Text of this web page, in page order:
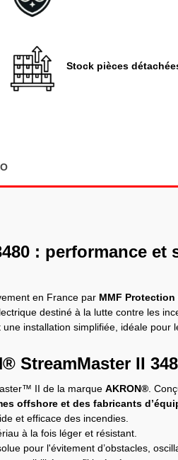
Stock pièces
: performance et
en France par MMF
destiné à la lutte contre les
installation simplifiée, idéale pour
StreamMaster II
II de la marque AKRON® .
offshore et des fabricants
et efficace des incendies.
à la fois léger et résistant.
pour l'évitement d’obstacles,